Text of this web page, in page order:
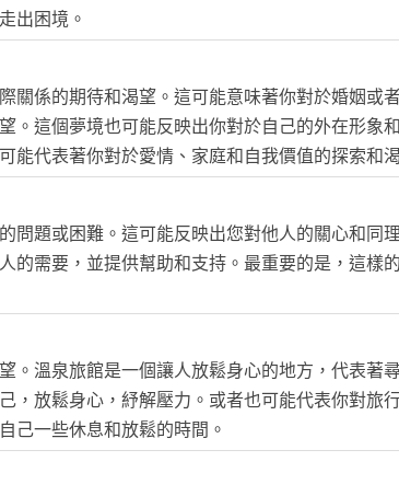
出困境。
關係的期待和渴望。這可能意味著你對於婚姻或
。這個夢境也可能反映出你對於自己的外在形象
能代表著你對於愛情、家庭和自我價值的探索和
問題或困難。這可能反映出您對他人的關心和同
的需要，並提供幫助和支持。最重要的是，這樣
。溫泉旅館是一個讓人放鬆身心的地方，代表著
，放鬆身心，紓解壓力。或者也可能代表你對旅
己一些休息和放鬆的時間。